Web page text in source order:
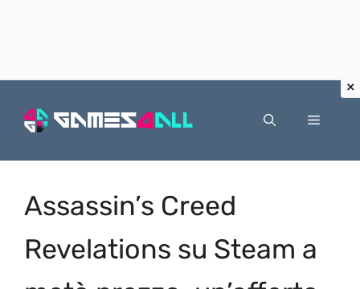
Menu
Assassin’s Creed
Revelations su Steam a